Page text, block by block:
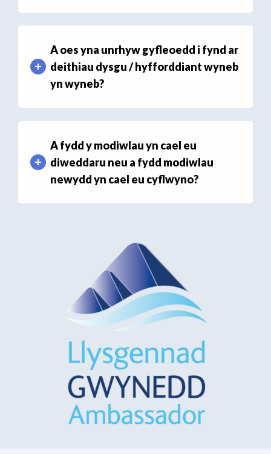
A oes yna unrhyw gyfleoedd i fynd ar
deithiau dysgu / hyfforddiant wyneb
yn wyneb?
A fydd y modiwlau yn cael eu
diweddaru neu a fydd modiwlau
newydd yn cael eu cyflwyno?